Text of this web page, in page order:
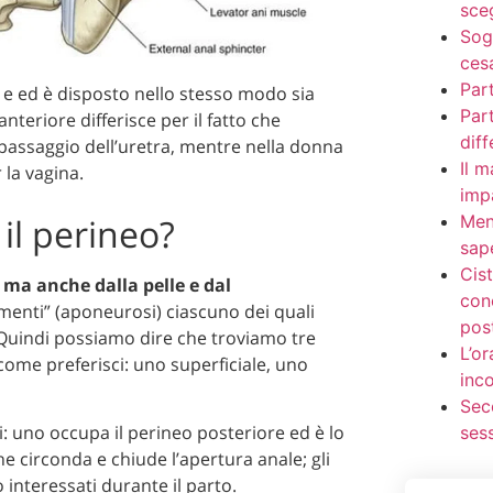
ed è disposto nello stesso modo sia
differisce per il fatto che
dell’uretra, mentre nella donna
vagina.
perineo?
anche dalla pelle e dal
(aponeurosi) ciascuno dei quali
possiamo dire che troviamo tre
preferisci: uno superficiale, uno
uno occupa il perineo posteriore ed è lo
circonda e chiude l’apertura anale; gli
interessati durante il parto.
Il